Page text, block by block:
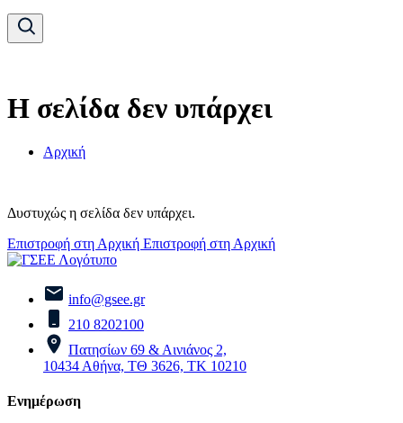
Η σελίδα δεν υπάρχει
Αρχική
Δυστυχώς η σελίδα δεν υπάρχει.
Επιστροφή στη Αρχική Επιστροφή στη Αρχική
info@gsee.gr
210 8202100
Πατησίων 69 & Αινιάνος 2,
10434 Αθήνα, ΤΘ 3626, ΤΚ 10210
Ενημέρωση